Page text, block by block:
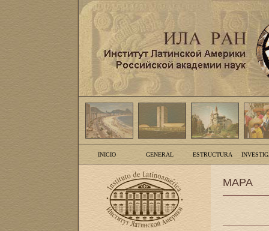
INICIO GENERAL ESTRUCTURA
MAPA